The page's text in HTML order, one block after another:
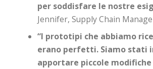
per soddisfare le nostre
Jennifer, Supply Chain
“I prototipi che abbiamo
erano perfetti. Siamo stati
apportare piccole